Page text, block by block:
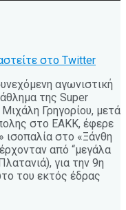
στο Twitter
αγωνιστική
της Super
Γρηγορίου, μετά
στο ΕΑΚΚ, έφερε
ισοπαλία στο «Ξάνθη
από “μεγάλα
για την 9η
του εκτός έδρας